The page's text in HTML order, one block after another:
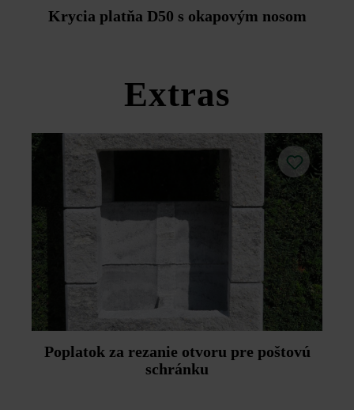
Duoprotect DP30 (paralelná dodávka je možná za
príplatok).
Krycia platňa D50 s okapovým nosom
Extras
Poplatok za rezanie otvoru pre poštovú
schránku